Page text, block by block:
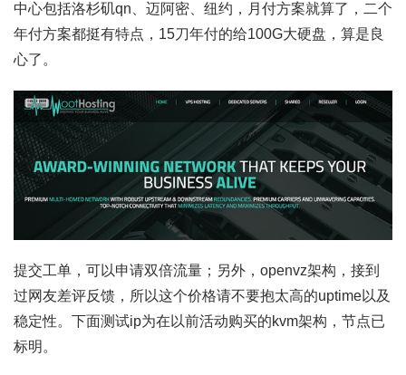
中心包括洛杉矶qn、迈阿密、纽约，月付方案就算了，二个
年付方案都挺有特点，15刀年付的给100G大硬盘，算是良
心了。
提交工单，可以申请双倍流量；另外，openvz架构，接到
过网友差评反馈，所以这个价格请不要抱太高的uptime以及
稳定性。下面测试ip为在以前活动购买的kvm架构，节点已
标明。